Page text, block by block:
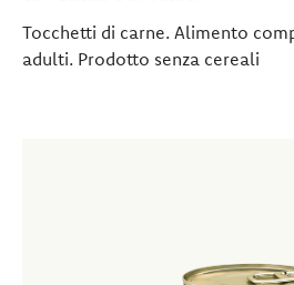
Tocchetti di carne. Alimento
adulti. Prodotto senza cereali